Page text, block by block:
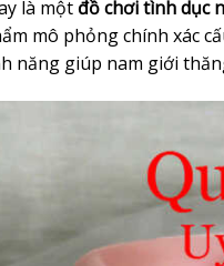
là mộtđồ chơi tình dục
mô phỏng chính xác
năng giúp nam giới